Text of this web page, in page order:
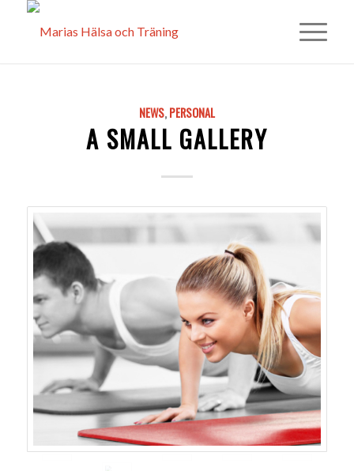
NEWS,PERSONAL
A SMALL GALLERY